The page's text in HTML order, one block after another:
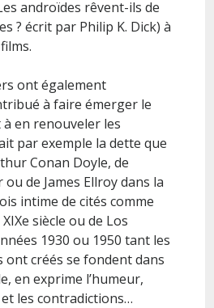
androïdes rêvent-ils de
? écrit par Philip K. Dick) à
ont également
à faire émerger le
en renouveler les
par exemple la dette que
Conan Doyle, de
de James Ellroy dans la
intime de cités comme
siècle ou de Los
1930 ou 1950 tant les
ont créés se fondent dans
en exprime l’humeur,
les contradictions…